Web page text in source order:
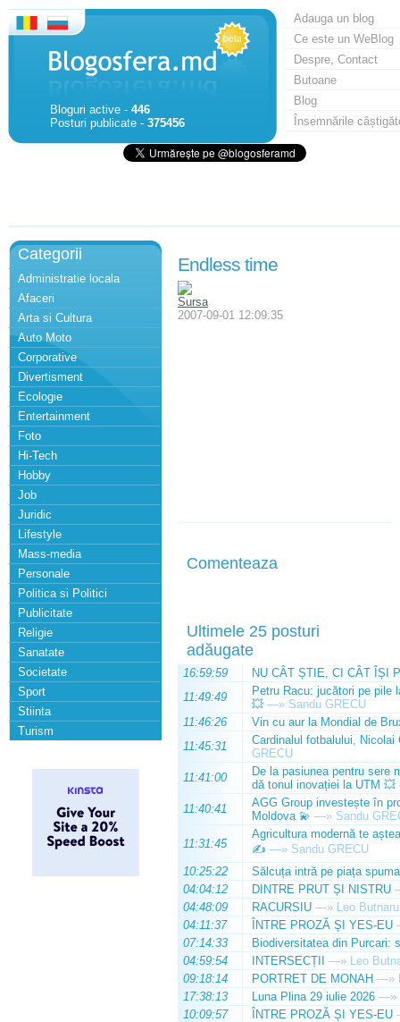
Bloguri active - 446
Posturi publicate - 375456
Adauga un blog
Ce este un WeBlog
Despre, Contact
Butoane
Blog
Însemnările
Categorii
Administratie locala
Afaceri
Arta si Cultura
Auto Moto
Corporative
Divertisment
Ecologie
Entertainment
Foto
Hi-Tech
Hobby
Job
Juridic
Lifestyle
Mass-media
Personale
Politica si Politici
Publicitate
Religie
Sanatate
Societate
Sport
Stiinta
Turism
Endless time
Sursa
2007-09-01 12:09:35
Comenteaza
Ultimele 25 posturi
adăugate
16:59:59
NU CÂT ȘTIE, CI CÂT ÎȘI
11:49:49
Petru Racu: jucători pe pile
💥 —» Sandu GRECU
11:46:26
Vin cu aur la Mondial de
11:45:31
Cardinalul fotbalului,
GRECU
11:41:00
De la pasiunea pentru sere
dă tonul inovației la UTM 💥
11:40:41
AGG Group investește în
Moldova 💫 —» Sandu
11:31:45
Agricultura modernă te
✍️ —» Sandu GRECU
10:25:22
Sălcuța intră pe piața
04:04:12
DINTRE PRUT ȘI NISTRU
04:48:09
RACURSIU —» Leo Butnaru
04:11:37
ÎNTRE PROZĂ ȘI YES-EU
07:14:33
Biodiversitatea din Purcari:
04:59:54
INTERSECȚII —» Leo
09:18:14
PORTRET DE MONAH —»
17:38:13
Luna Plina 29 iulie 2026 —»
10:09:57
ÎNTRE PROZĂ ȘI YES-EU